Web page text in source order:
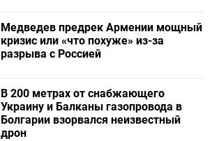
Медведев предрек Армении мощный
кризис или «что похуже» из-за
разрыва с Россией
В 200 метрах от снабжающего
Украину и Балканы газопровода в
Болгарии взорвался неизвестный
дрон